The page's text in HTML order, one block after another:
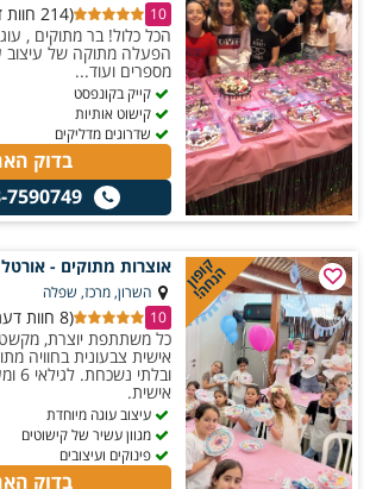
10
(214 חוות דעת)
הכל כלול! בר מתוקים ,
הפעלה מתוקה של עיצוב
מספרים ועוד...
קייק בקונפסט
קישוט אותיות
שדרוגים מדליקים
בדוק
7590749
קופון
הנחה! אוצרות מתוקים - אורטל
השרון, מרכז, שפלה
10
(8 חוות דעת)
כל משתתפת יוצרת,
אישית צבעונית בחוויה
אישית.
עיצוב עוגה מיוחדת
מגוון עשיר של קישוטים
פינוקים ועיצובים
בדוק